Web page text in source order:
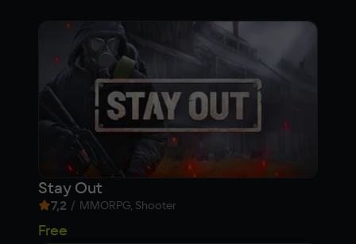
Stay Out
7,2 / MMORPG, Shooter
Free